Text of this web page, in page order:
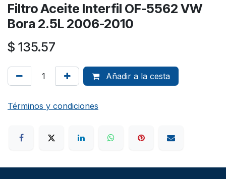
Filtro Aceite Interfil OF-5562 VW
Bora 2.5L 2006-2010
$ 135.57
Añadir a la cesta
Términos y condiciones